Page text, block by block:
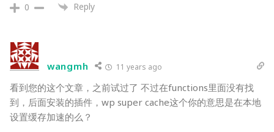
0 Reply
wangmh 11 years ago
看到您的这个文章，之前试过了 不过在functions里面没有找
到，后面安装的插件，wp super cache这个你的意思是在本地
设置缓存加速的么？